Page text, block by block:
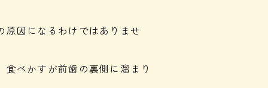
原因になるわけではありませ
べかすが前歯の裏側に溜まり